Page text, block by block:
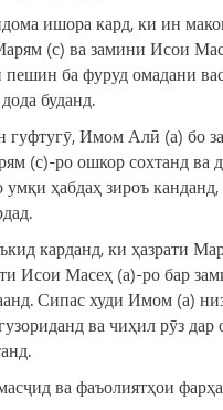
ишора кард, ки ин
(с) ва замини Исои
пешин ба фуруд омадани
буданд.
гуфтугӯ, Имом Алӣ (а) бо
(с)-ро ошкор сохтанд ва
умқи ҳабдаҳ зироъ канданд,
карданд, ки ҳазрати
Исои Масеҳ (а)-ро бар
Сипас худи Имом (а)
ва чиҳил рӯз
ва фаъолиятҳои